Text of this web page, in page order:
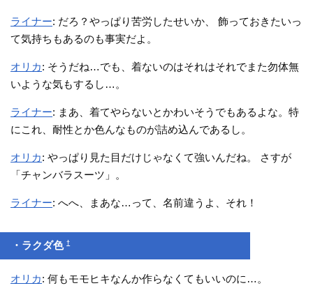
ライナー: だろ？やっぱり苦労したせいか、 飾っておきたいっ
て気持ちもあるのも事実だよ。
オリカ: そうだね…でも、着ないのはそれはそれでまた勿体無
いような気もするし…。
ライナー: まあ、着てやらないとかわいそうでもあるよな。特
にこれ、耐性とか色んなものが詰め込んであるし。
オリカ: やっぱり見た目だけじゃなくて強いんだね。 さすが
「チャンバラスーツ」。
ライナー: へへ、まあな…って、名前違うよ、それ！
・ラクダ色†
オリカ: 何もモモヒキなんか作らなくてもいいのに…。